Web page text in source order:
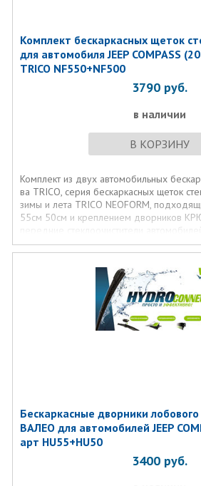
Комплект бескаркасных щеток
для автомобиля JEEP COMPASS
TRICO NF550+NF500
3790 руб.
в наличии
В КОРЗИНУ
Комплект из двух автомобильных
ва TRICO, серия бескаркасных щеток
зимы и лета TRICO NEOFORM,
55см 50см и креплением дворников
передние стеклоочистители
(2010-2016)
Бескаркасные дворники
ВАЛЕО для автомобилей JEEP
арт HU55+HU50
3400 руб.